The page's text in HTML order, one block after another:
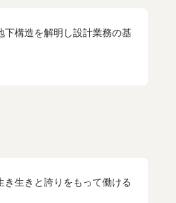
下構造を解明し設計業務の基
き生きと誇りをもって働ける